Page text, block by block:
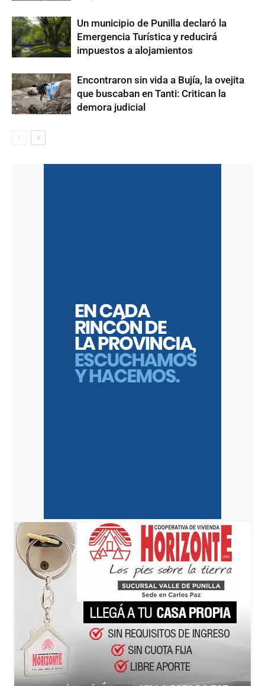
Un municipio de Punilla declaró la
Emergencia Turística y reducirá
impuestos a alojamientos
Encontraron sin vida a Bujía, la ovejita
que buscaban en Tanti: Critican la
demora judicial